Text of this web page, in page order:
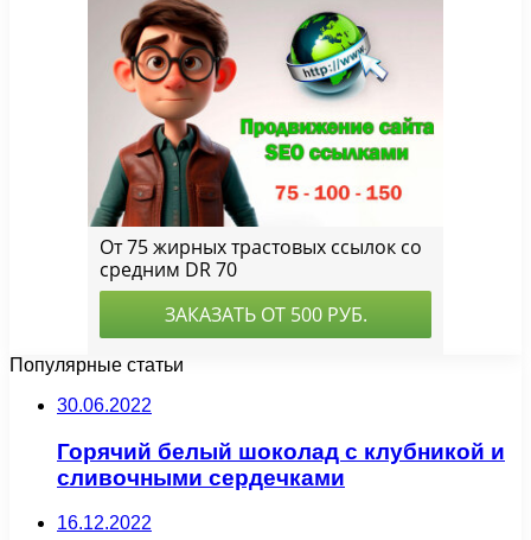
Популярные статьи
30.06.2022
Горячий белый шоколад с клубникой и
сливочными сердечками
16.12.2022